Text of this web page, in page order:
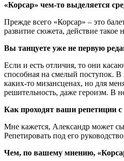
«Корсар» чем-то выделяется
Прежде всего «Корсар» ‒ это
развитие сюжета, действие такое
Вы танцуете уже не первую
Если и есть отличия, то они
способная на смелый поступок.
каких-то мизансценах, но для
решительность, даже героизм. В
Как проходят ваши репетиции
Мне кажется, Александр может
Репетировать под его
Чем, по вашему мнению,